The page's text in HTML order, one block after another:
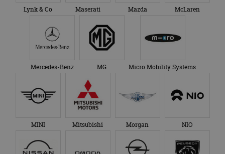
Lynk & Co Maserati Mazda McLaren
Mercedes-Benz MG Micro Mobility Systems
MINI Mitsubishi Morgan NIO